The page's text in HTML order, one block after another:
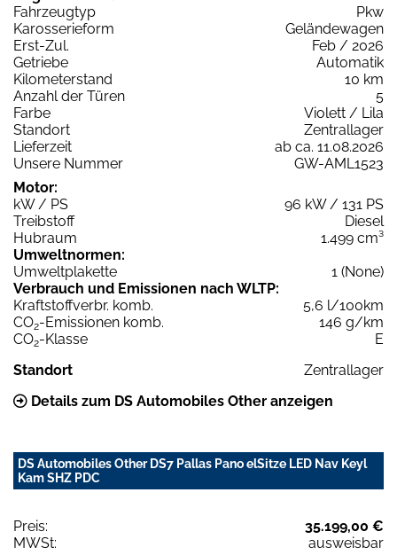
Fahrzeugtyp
Pkw
Karosserieform
Geländewagen
Erst-Zul.
Feb / 2026
Getriebe
Automatik
Kilometerstand
10 km
Anzahl der Türen
5
Farbe
Violett / Lila
Standort
Zentrallager
Lieferzeit
ab ca. 11.08.2026
Unsere Nummer
GW-AML1523
Motor:
kW / PS
96 kW / 131 PS
Treibstoff
Diesel
Hubraum
1.499 cm³
Umweltnormen:
Umweltplakette
1 (None)
Verbrauch und Emissionen nach WLTP:
Kraftstoffverbr. komb.
5,6 l/100km
CO2-Emissionen komb.
146 g/km
CO2-Klasse
E
Standort
Zentrallager
Details zum DS Automobiles Other anzeigen
DS Automobiles Other DS7 Pallas Pano elSitze LED Nav Keyl
Kam SHZ PDC
Preis:
35.199,00 €
MWSt:
ausweisbar